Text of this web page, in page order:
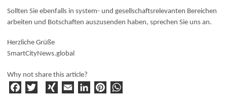
Sollten Sie ebenfalls in system- und gesellschaftsrelevanten Bereichen
arbeiten und Botschaften auszusenden haben, sprechen Sie uns an.
Herzliche Grüße
SmartCityNews.global
Why not share this article?
F X E Li Pi